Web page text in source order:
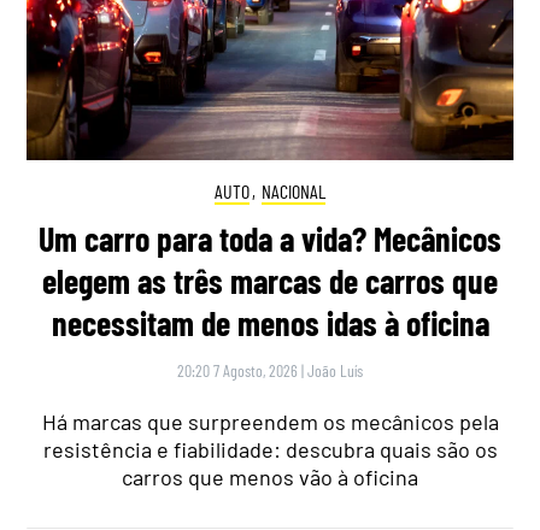
AUTO, NACIONAL
Um carro para toda a vida? Mecânicos
elegem as três marcas de carros que
necessitam de menos idas à oficina
20:20 7 Agosto, 2026 |João Luís
Há marcas que surpreendem os mecânicos pela
resistência e fiabilidade: descubra quais são os
carros que menos vão à oficina